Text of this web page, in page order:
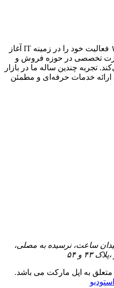
مجموعه اپل مارکت از سال ۱۳۷۶ فعالیت خود را در زمینه IT آغاز
و از سال ۱۳۸۹ به‌صورت تخصصی در حوزه فروش و
تجربه چندین ساله ما در بازار
ارائه خدمات حرفه‌ای و مطمئن
ساعت، نرسیده به مصلی،
۴۳ و ۵۴
به اپل مارکت می باشد.